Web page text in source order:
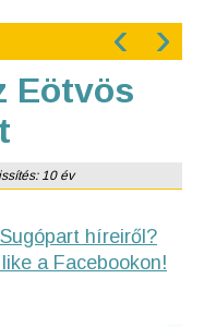
‹ ›
Eötvös
10 év
híreiről?
a Facebookon!